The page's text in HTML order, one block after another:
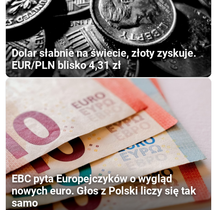
Dolar słabnie na świecie, złoty zyskuje.
EUR/PLN blisko 4,31 zł
EBC pyta Europejczyków o wygląd
nowych euro. Głos z Polski liczy się tak
samo